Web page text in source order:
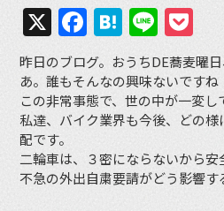
X Facebook
Hatena
Line
昨日のブログ。おうちDE蕎麦曜
あ。誰もそんなの興味ないですね
この非常事態で、世の中が一変し
私達、バイク業界も今後、どの
配です。
二輪車は、３密にならないから
不急の外出自粛要請がどう影響す